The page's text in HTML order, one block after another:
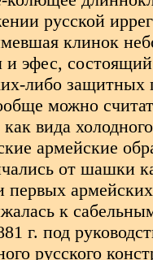
русской
клинок
эфес,
либо защитных
можно
вида
армейские
от шашки
первых
к
г. под
русского